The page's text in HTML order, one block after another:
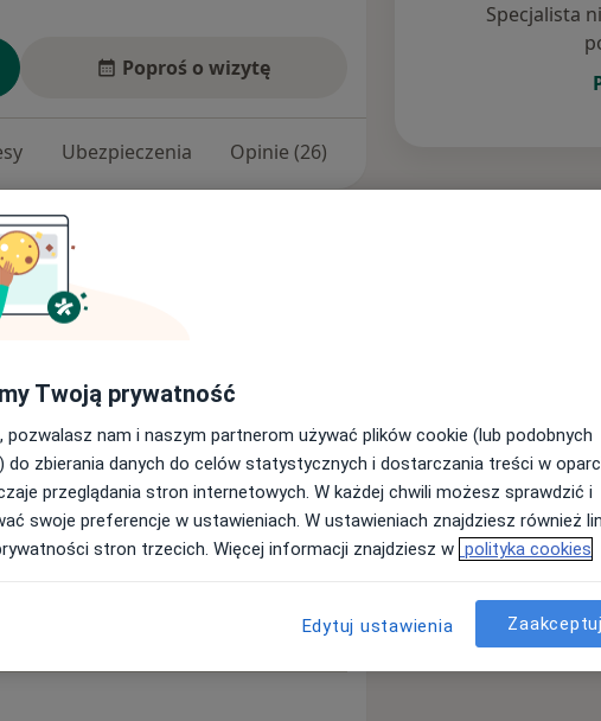
Poproś o wizytę
Ubezpieczenia Opinie (26)
+3a11y_sr_more_diseases
Specjalista
Twoją prywatność
pozwalasz nam i naszym partnerom używać plików cookie (lub podobnych
do zbierania danych do celów statystycznych i dostarczania treści w
przeglądania stron internetowych. W każdej chwili możesz sprawdzić i
swoje preferencje w ustawieniach. W ustawieniach znajdziesz również
stron trzecich. Więcej informacji znajdziesz w polityka cookies
Edytuj ustawienia Zaakceptuj